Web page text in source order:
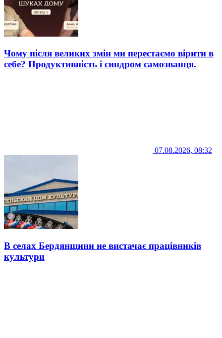
Чому після великих змін ми перестаємо вірити в
себе? Продуктивність і синдром самозванця.
07.08.2026, 08:32
В селах Бердянщини не вистачає працівників
культури